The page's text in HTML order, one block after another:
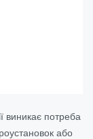
виникає потреба
або